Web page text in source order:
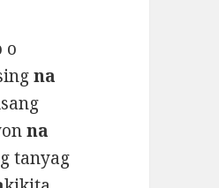
o
na
na
tanyag